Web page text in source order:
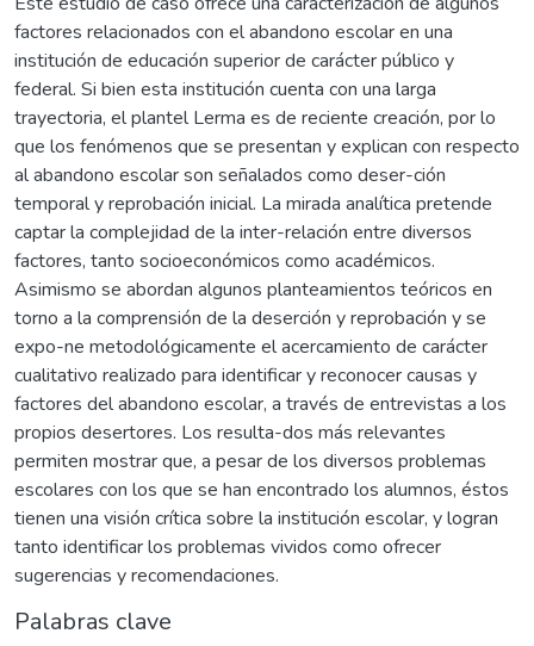
factores relacionados con el abandono escolar en una
institución de educación superior de carácter público y
federal. Si bien esta institución cuenta con una larga
trayectoria, el plantel Lerma es de reciente creación, por lo
que los fenómenos que se presentan y explican con respecto
al abandono escolar son señalados como deser-ción
temporal y reprobación inicial. La mirada analítica pretende
captar la complejidad de la inter-relación entre diversos
factores, tanto socioeconómicos como académicos.
Asimismo se abordan algunos planteamientos teóricos en
torno a la comprensión de la deserción y reprobación y se
expo-ne metodológicamente el acercamiento de carácter
cualitativo realizado para identificar y reconocer causas y
factores del abandono escolar, a través de entrevistas a los
propios desertores. Los resulta-dos más relevantes
permiten mostrar que, a pesar de los diversos problemas
escolares con los que se han encontrado los alumnos, éstos
tienen una visión crítica sobre la institución escolar, y logran
tanto identificar los problemas vividos como ofrecer
sugerencias y recomendaciones.
Palabras clave